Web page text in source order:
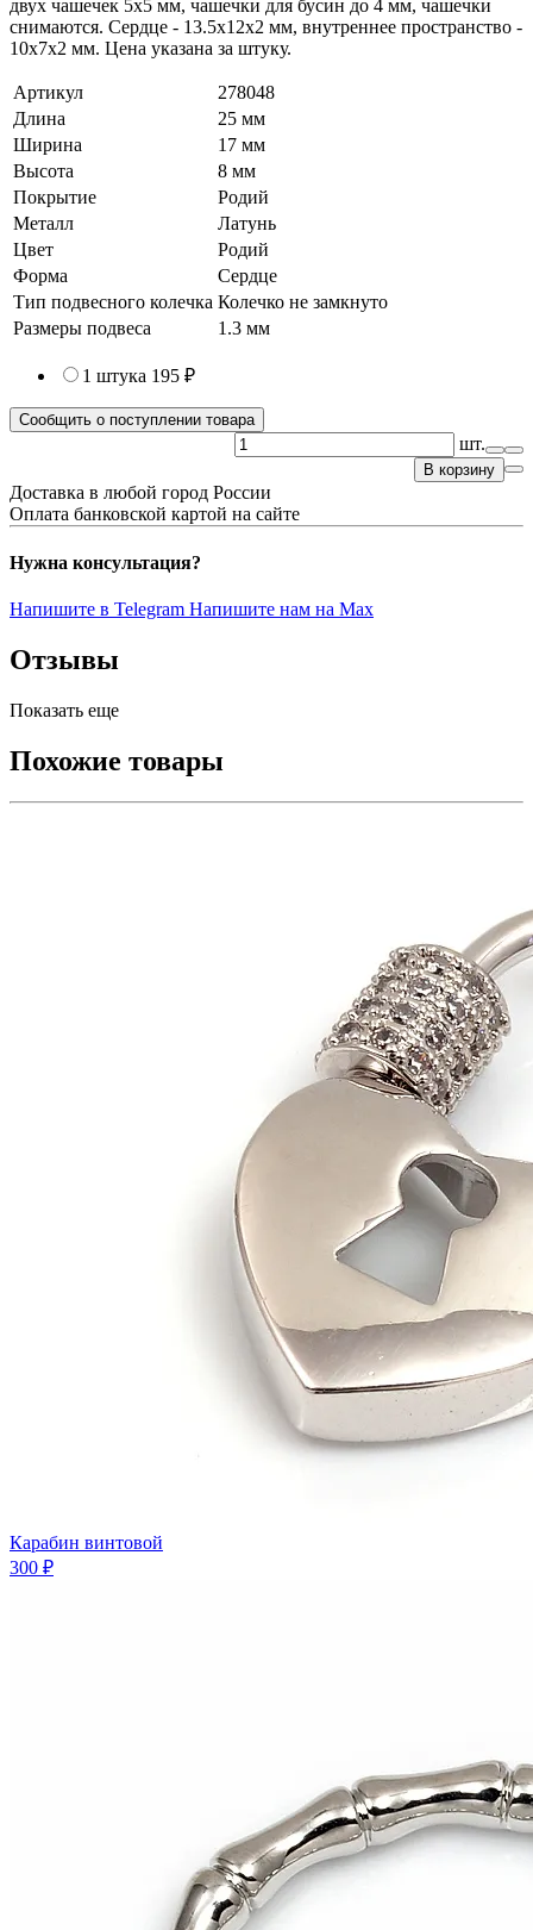
двух чашечек 5х5 мм, чашечки для бусин до 4 мм, чашечки
снимаются. Сердце - 13.5х12х2 мм, внутреннее пространство -
10х7х2 мм. Цена указана за штуку.
Артикул
278048
Длина
25 мм
Ширина
17 мм
Высота
8 мм
Покрытие
Родий
Металл
Латунь
Цвет
Родий
Форма
Сердце
Тип подвесного колечка Колечко не замкнуто
Размеры подвеса
1.3 мм
1 штука 195 ₽
Сообщить о поступлении товара
шт.
В корзину
Доставка в любой город России
Оплата банковской картой на сайте
Нужна консультация?
Напишите в Telegram Напишите нам на Max
Отзывы
Показать еще
Похожие товары
Карабин винтовой
300 ₽